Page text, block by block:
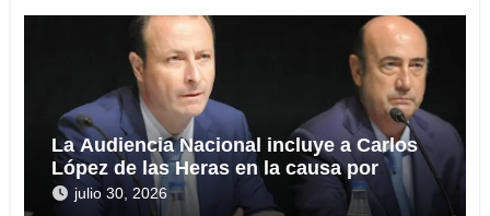
La Audiencia Nacional incluye a Carlos
López de las Heras en la causa por
presuntas irregularidades en el rescate
julio 30, 2026